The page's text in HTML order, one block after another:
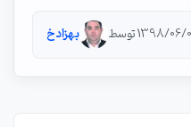
بهزاد خ